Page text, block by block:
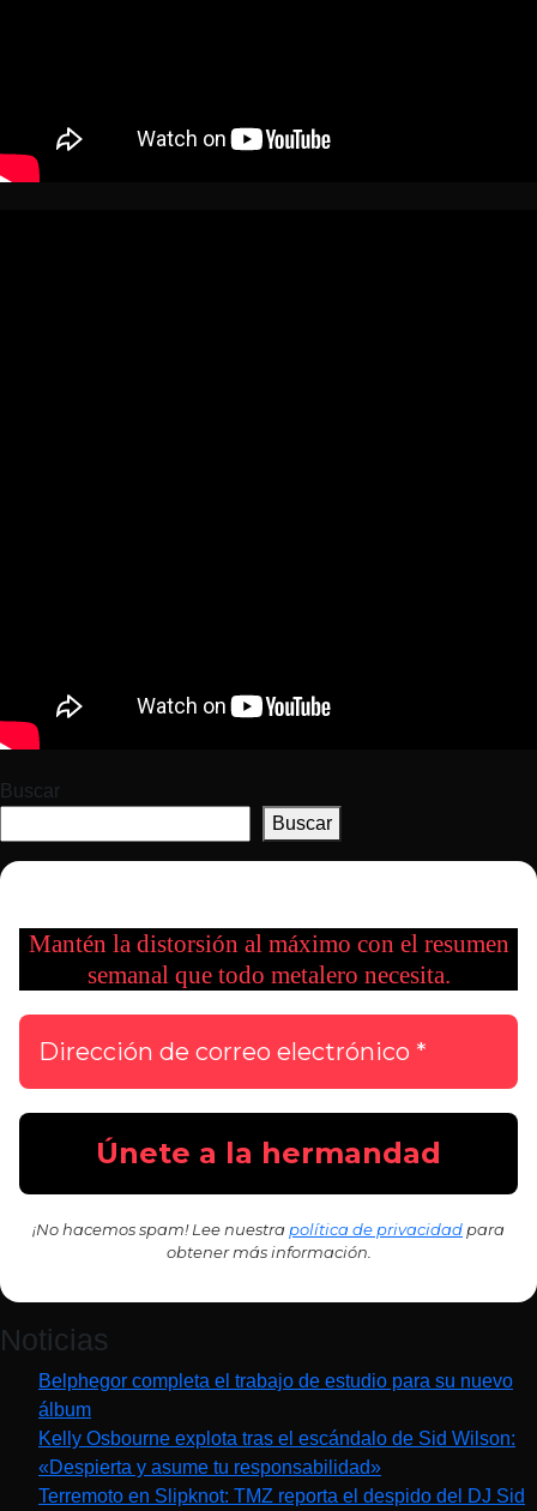
Buscar
Buscar
Mantén la distorsión al máximo con el resumen
semanal que todo metalero necesita.
¡No hacemos spam! Lee nuestra política de privacidad para
obtener más información.
Noticias
Belphegor completa el trabajo de estudio para su nuevo
álbum
Kelly Osbourne explota tras el escándalo de Sid Wilson:
«Despierta y asume tu responsabilidad»
Terremoto en Slipknot: TMZ reporta el despido del DJ Sid